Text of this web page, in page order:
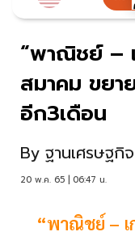
“พาณิชย์ –
สมาคม ขยา
อีก3เดือน
By ฐานเศรษฐกิ
20 พ.ค. 65 | 06:47 น.
“พาณิชย์ –